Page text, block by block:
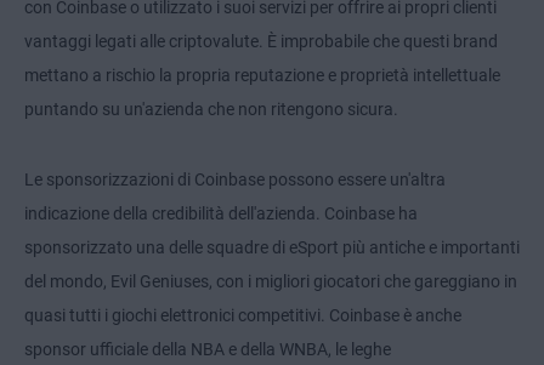
con Coinbase o utilizzato i suoi servizi per offrire ai propri clienti
vantaggi legati alle criptovalute. È improbabile che questi brand
mettano a rischio la propria reputazione e proprietà intellettuale
puntando su un'azienda che non ritengono sicura.
Le sponsorizzazioni di Coinbase possono essere un'altra
indicazione della credibilità dell'azienda. Coinbase ha
sponsorizzato una delle squadre di eSport più antiche e importanti
del mondo, Evil Geniuses, con i migliori giocatori che gareggiano in
quasi tutti i giochi elettronici competitivi. Coinbase è anche
sponsor ufficiale della NBA e della WNBA, le leghe